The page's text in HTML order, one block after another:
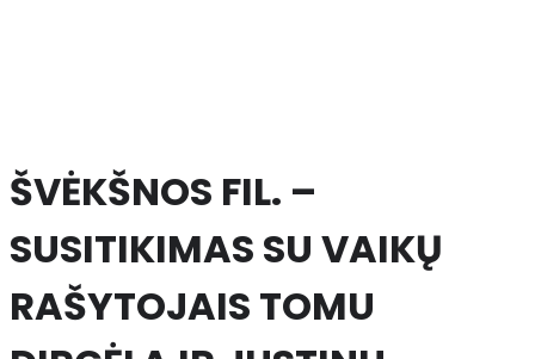
ŠVĖKŠNOS FIL. –
SUSITIKIMAS SU VAIKŲ
RAŠYTOJAIS TOMU